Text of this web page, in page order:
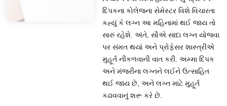
દિપકના કોલેજના સેમેસ્ટર વિશે વિચારતા
કહ્યું કે લગ્ન આ મહિનામાં થઈ જાય તો
સારું રહેશે. અંતે, સૌએ સાદા લગ્ન યોજવા
પર સંમત થયાં અને પ્રોફેસર શાસ્ત્રીએ
મુહૂર્ત નીકળવાની વાત કરી. અમ્મા દિપક
અને મંજરીના લગ્નને લઈને ઉત્સાહિત
થઈ જાય છે, અને લગ્ન માટે મુહૂર્ત
કઢાવવાનું શરૂ કરે છે.